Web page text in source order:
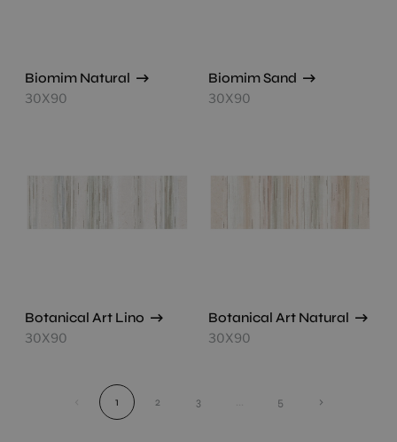
Biomim Natural
30X90
Biomim Sand
30X90
Botanical Art Lino
30X90
Botanical Art Natural
30X90
1 2 3 5 ›